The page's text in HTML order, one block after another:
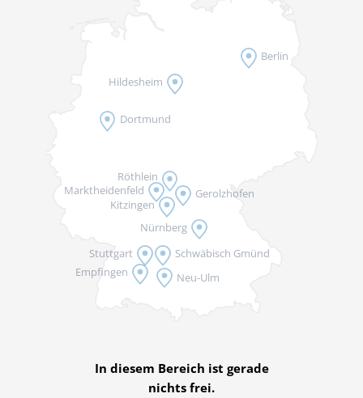
Röthlein
Marktheidenfeld
Nürnberg
Kitzingen
Gerolzhofen
Berlin
Dortmund
Empfingen
Stuttgart
Hildesheim
Schwäbisch Gmünd
Neu-Ulm
In diesem Bereich ist gerade
nichts frei.